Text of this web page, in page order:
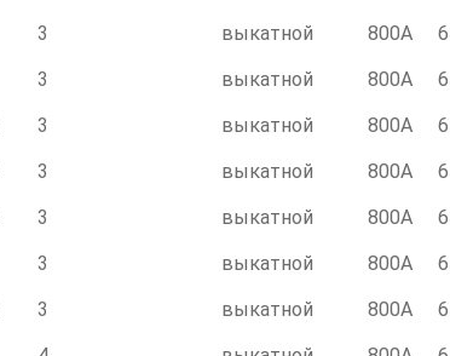
3 выкатной 800А
3 выкатной 800А
3 выкатной 800А
3 выкатной 800А
3 выкатной 800А
3 выкатной 800А
3 выкатной 800А